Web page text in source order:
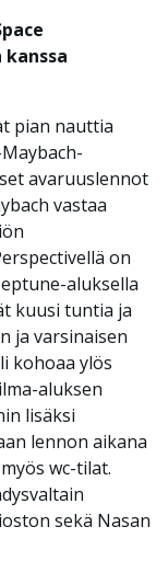
pian nauttia
avaruuslennot
vastaa
on
aluksella
kuusi tuntia ja
ja varsinaisen
kohoaa ylös
aluksen
lisäksi
lennon aikana
wc-tilat.
sekä Nasan